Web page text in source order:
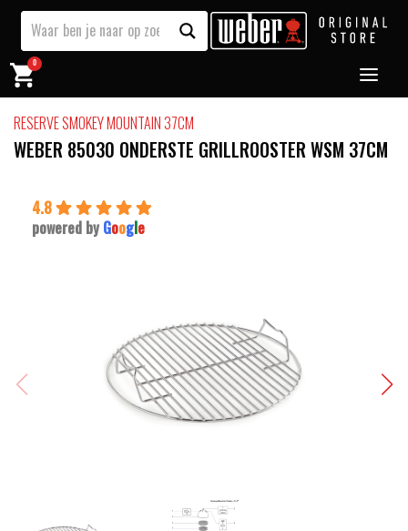
0
RESERVE SMOKEY MOUNTAIN 37CM
WEBER 85030 ONDERSTE GRILLROOSTER WSM 37CM
4.8
powered by Google